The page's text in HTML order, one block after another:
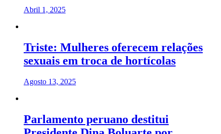
Abril 1, 2025
Triste: Mulheres oferecem relações
sexuais em troca de hortícolas
Agosto 13, 2025
Parlamento peruano destitui